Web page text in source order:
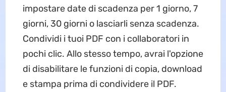
impostare date di scadenza per 1 giorno, 7
giorni, 30 giorni o lasciarli senza scadenza.
Condividi i tuoi PDF con i collaboratori in
pochi clic. Allo stesso tempo, avrai l'opzione
di disabilitare le funzioni di copia, download
e stampa prima di condividere il PDF.